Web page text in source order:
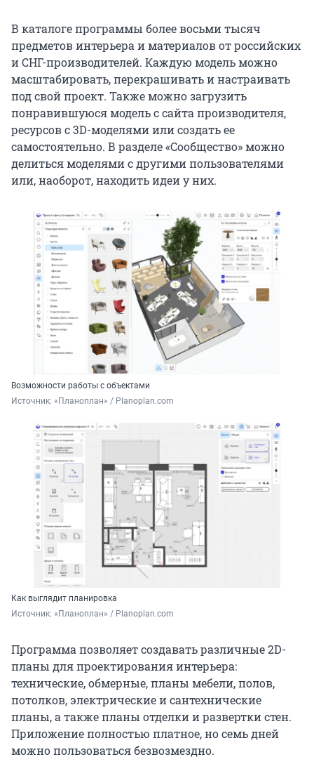
В каталоге программы более восьми тысяч
предметов интерьера и материалов от российских
и СНГ-производителей. Каждую модель можно
масштабировать, перекрашивать и настраивать
под свой проект. Также можно загрузить
понравившуюся модель с сайта производителя,
ресурсов с 3D-моделями или создать ее
самостоятельно. В разделе «Сообщество» можно
делиться моделями с другими пользователями
или, наоборот, находить идеи у них.
Возможности работы с объектами
Источник: «Планоплан» / Planoplan.com
Как выглядит планировка
Источник: «Планоплан» / Planoplan.com
Программа позволяет создавать различные 2D-
планы для проектирования интерьера:
технические, обмерные, планы мебели, полов,
потолков, электрические и сантехнические
планы, а также планы отделки и развертки стен.
Приложение полностью платное, но семь дней
можно пользоваться безвозмездно.